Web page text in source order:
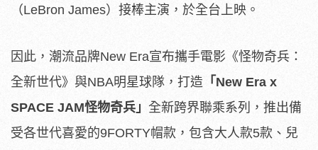
（LeBron James）接棒主演，於全台上映。
因此，潮流品牌New Era宣布攜手電影《怪物奇兵：
全新世代》與NBA明星球隊，打造 「New Era x
SPACE JAM怪物奇兵」 全新跨界聯乘系列，推出備
受各世代喜愛的9FORTY帽款，包含大人款5款、兒